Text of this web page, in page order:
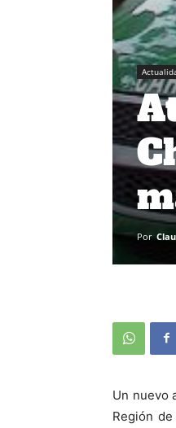
Por
Un nuevo
Región